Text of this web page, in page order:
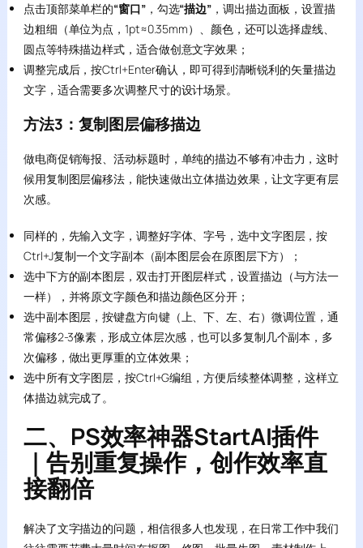
点击顶部菜单栏的“窗口”，勾选“描边” ，调出描边面板，设置描
边粗细（单位为点，1pt≈0.35mm）、颜色，还可以选择虚线、
圆点等特殊描边样式，适合做创意文字效果；
调整完成后，按Ctrl+Enter确认，即可得到清晰锐利的矢量描边
文字，适合需要多次调整尺寸的设计场景。
方法3：复制图层偏移描边
做电商促销海报、活动标题时，单纯的描边不够有冲击力，这时
候用复制图层偏移法，能快速做出立体描边效果，让文字更有层
次感。
同样的，先输入文字，调整好字体、字号，选中文字图层，按
Ctrl+J复制一个文字副本（副本图层会在原图层下方）；
选中下方的副本图层，双击打开图层样式，设置描边（与方法一
一样），并将原文字颜色和描边颜色区分开；
选中副本图层，按键盘方向键（上、下、左、右）微调位置，通
常偏移2-3像素，形成立体层次感，也可以多复制几个副本，多
次偏移，做出更厚重的立体效果；
选中所有文字图层，按Ctrl+G编组，方便后续整体调整，这样立
体描边就完成了。
二、PS效率神器StartAI插件
｜告别重复操作，创作效率直
接翻倍
解决了文字描边的问题，相信很多人也发现，在日常工作中我们